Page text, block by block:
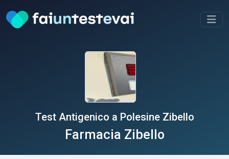
Test Antigenico a Polesine Zibello
Farmacia Zibello